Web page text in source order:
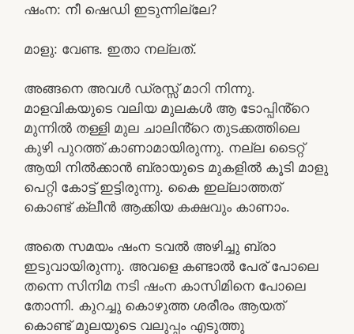
ഷംന: നീ ഷെഡി ഇടുന്നില്ലേ?
മാളു: വേണ്ട. ഇതാ നല്ലത്.
അങ്ങനെ അവൾ ഡ്രസ്സ്‌ മാറി നിന്നു.
മാളവികയുടെ വലിയ മുലകൾ ആ ടോപ്പിൻ്റെ
മുന്നിൽ തള്ളി മുല ചാലിൻ്റെ തുടക്കത്തിലെ
കുഴി പുറത്ത് കാണാമായിരുന്നു. നല്ല ടൈറ്റ്
ആയി നിൽക്കാൻ ബ്രായുടെ മുകളിൽ കൂടി മാളു
പെറ്റി കോട്ട് ഇട്ടിരുന്നു. കൈ ഇല്ലാത്തത്
കൊണ്ട് ക്ലീൻ ആക്കിയ കക്ഷവും കാണാം.
അതെ സമയം ഷംന ടവൽ അഴിച്ചു ബ്രാ
ഇടുവായിരുന്നു. അവളെ കണ്ടാൽ പേര് പോലെ
തന്നെ സിനിമ നടി ഷംന കാസിമിനെ പോലെ
തോന്നി. കുറച്ചു കൊഴുത്ത ശരീരം ആയത്
കൊണ്ട് മുലയുടെ വലുപ്പം എടുത്തു